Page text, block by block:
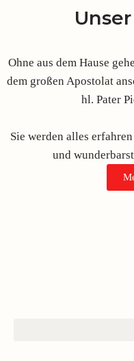
Ohne aus dem Hause
dem großen Apostolat
hl. Pater
Sie werden alles
und